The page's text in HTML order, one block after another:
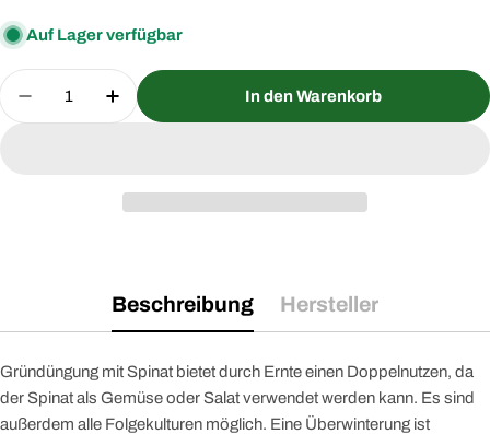
Auf Lager verfügbar
Menge
Menge für Gründüngung Spinat Matador 250 g
Menge für Gründüngung Spinat
In den Warenkorb
Beschreibung Hersteller
Gründüngung mit Spinat bietet durch Ernte einen Doppelnutzen, da
der Spinat als Gemüse oder Salat verwendet werden kann. Es sind
außerdem alle Folgekulturen möglich. Eine Überwinterung ist